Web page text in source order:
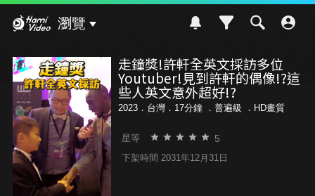
瀏覽
走鐘獎!許軒全英文採訪多位
Youtuber!見到許軒的偶像!?這
些人英文意外超好!?
2023．台灣．17分鐘 ． 普遍級 ．HD畫質
星等 5
下架時間 2031年12月31日